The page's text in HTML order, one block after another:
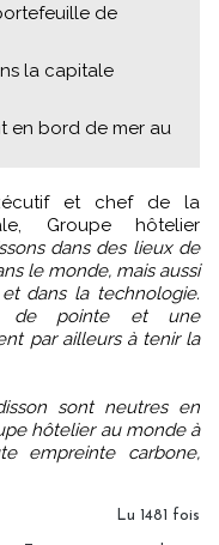
de
la capitale
en bord de mer au
Groupe hôtelier
dans des lieux de
le monde, mais aussi
dans la technologie.
de pointe et une
par ailleurs à tenir la
sont neutres en
hôtelier au monde à
empreinte carbone,
Lu 1481 fois